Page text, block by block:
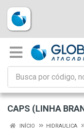
CAPS (LINHA
INÍCIO
HIDRAULICA